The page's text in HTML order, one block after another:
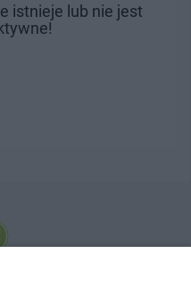
istnieje lub nie jest
Serwis Informacyjny Miasta